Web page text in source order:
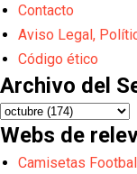
Contacto
Aviso Legal,
Código ético
Archivo del
Webs de
Camisetas